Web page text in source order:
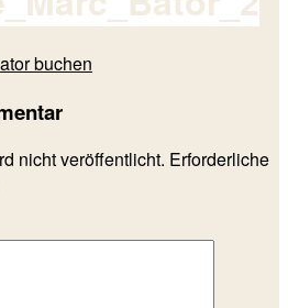
nicht veröffentlicht. Erforderliche